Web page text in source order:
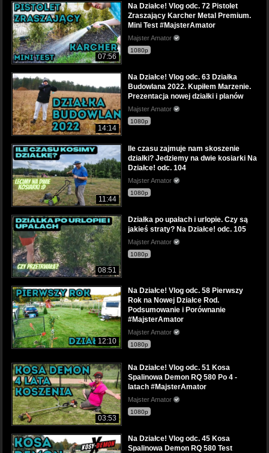
07:56
Na Działce! Vlog odc. 72 Pistolet
Zraszający Karcher Metal Premium.
Mini Test #MajsterAmator
Majster Amator
1080p
14:14
Na Działce! Vlog odc. 63 Działka
Budowlana 2022. Kupiłem Marzenie.
Prezentacja nowej działki i planów
Majster Amator
1080p
11:44
Ile czasu zajmuje nam skoszenie
działki? Jedziemy na dwie kosiarki Na
Działce! odc. 104
Majster Amator
1080p
08:51
Działka po upałach i urlopie. Czy są
jakieś straty? Na Działce! odc. 105
Majster Amator
1080p
12:10
Na Działce! Vlog odc. 58 Pierwszy
Rok na Nowej Działce Rod.
Podsumowanie i Porównanie
#MajsterAmator
Majster Amator
1080p
03:53
Na Działce! Vlog odc. 51 Kosa
Spalinowa Demon RQ 580 Po 4 -
latach #MajsterAmator
Majster Amator
1080p
Na Działce! Vlog odc. 45 Kosa
Spalinowa Demon RQ 580 Test